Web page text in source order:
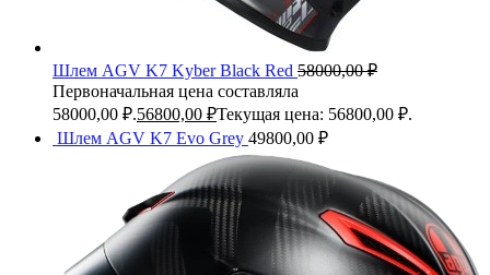
Шлем AGV K7 Kyber Black Red 58000,00₽
Первоначальная цена составляла
58000,00 ₽.56800,00 ₽Текущая цена: 56800,00 ₽.
Шлем AGV K7 Evo Grey 49800,00 ₽